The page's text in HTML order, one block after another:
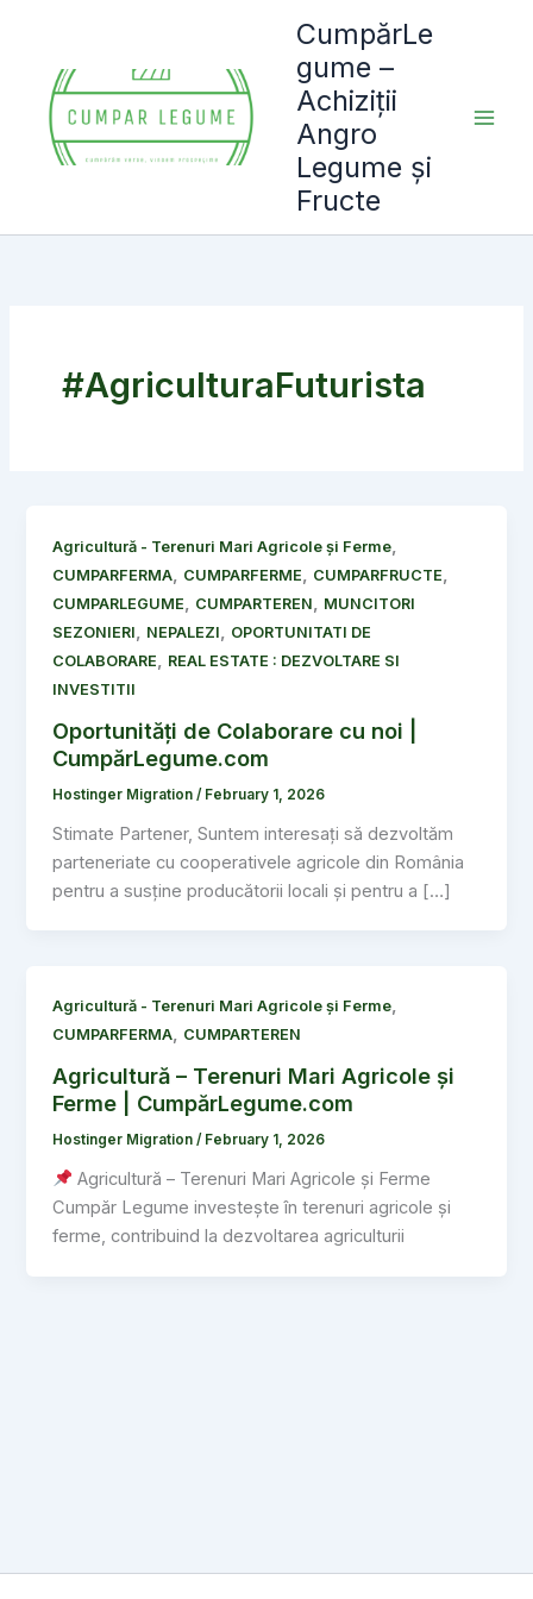
content
CumpărLe
gume –
Achiziții
Angro
Legume și
Fructe
#AgriculturaFuturista
Agricultură - Terenuri Mari Agricole și Ferme,
CUMPARFERMA, CUMPARFERME, CUMPARFRUCTE,
CUMPARLEGUME, CUMPARTEREN, MUNCITORI
SEZONIERI, NEPALEZI, OPORTUNITATI DE
COLABORARE, REAL ESTATE : DEZVOLTARE SI
INVESTITII
Oportunități de Colaborare cu noi |
CumpărLegume.com
Hostinger Migration/ February 1, 2026
Stimate Partener, Suntem interesați să dezvoltăm
parteneriate cu cooperativele agricole din România
pentru a susține producătorii locali și pentru a […]
Agricultură - Terenuri Mari Agricole și Ferme,
CUMPARFERMA, CUMPARTEREN
Agricultură – Terenuri Mari Agricole și
Ferme | CumpărLegume.com
Hostinger Migration/ February 1, 2026
Agricultură – Terenuri Mari Agricole și Ferme
Cumpăr Legume investește în terenuri agricole și
ferme, contribuind la dezvoltarea agriculturii